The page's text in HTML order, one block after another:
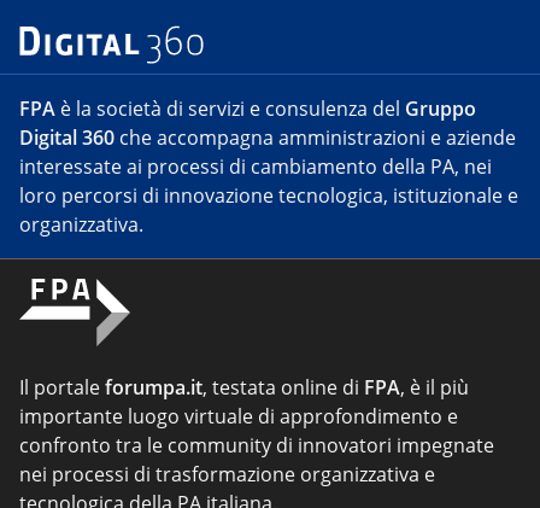
FPA è la società di servizi e consulenza del Gruppo
Digital 360 che accompagna amministrazioni e aziende
interessate ai processi di cambiamento della PA, nei
loro percorsi di innovazione tecnologica, istituzionale e
organizzativa.
Il portaleforumpa.it, testata online di FPA, è il più
importante luogo virtuale di approfondimento e
confronto tra le community di innovatori impegnate
nei processi di trasformazione organizzativa e